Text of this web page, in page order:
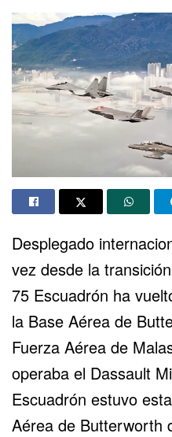
Desplegado
vez desde la
75 Escuadrón ha
la Base Aérea de
Fuerza Aérea de
operaba el Dassault
Escuadrón estuvo
Aérea de Butterworth